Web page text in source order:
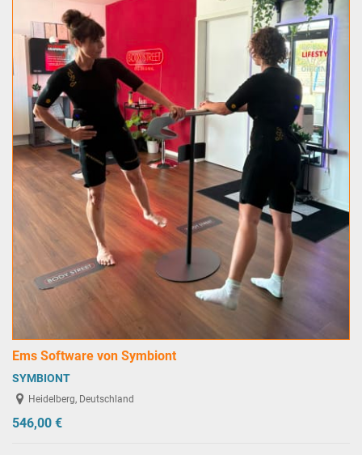
Ems Software von Symbiont
SYMBIONT
Heidelberg, Deutschland
546,00 €